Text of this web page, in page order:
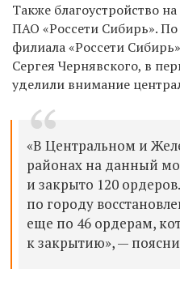
Также благоустройство
ПАО «Россети Сибирь».
филиала «Россети
Сергея Чернявского, в
уделили внимание
«В Центральном и
районах на данный
и закрыто 120
по городу
еще по 46 ордерам,
к закрытию», —